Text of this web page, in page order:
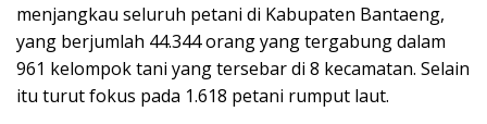
menjangkau seluruh petani di Kabupaten Bantaeng,
yang berjumlah 44.344 orang yang tergabung dalam
961 kelompok tani yang tersebar di 8 kecamatan. Selain
itu turut fokus pada 1.618 petani rumput laut.